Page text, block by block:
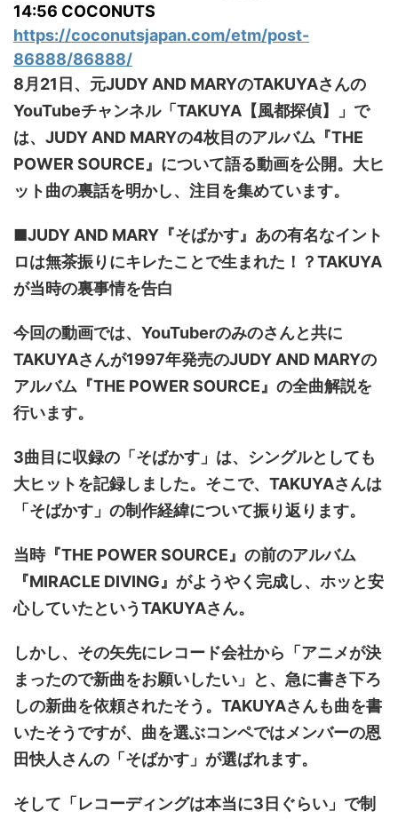
14:56 COCONUTS
https://coconutsjapan.com/etm/post-
86888/86888/
8月21日、元JUDY AND MARYのTAKUYAさんの
YouTubeチャンネル「TAKUYA【風都探偵】」で
は、JUDY AND MARYの4枚目のアルバム『THE
POWER SOURCE』について語る動画を公開。大ヒ
ット曲の裏話を明かし、注目を集めています。
■JUDY AND MARY『そばかす』あの有名なイント
ロは無茶振りにキレたことで生まれた！？TAKUYA
が当時の裏事情を告白
今回の動画では、YouTuberのみのさんと共に
TAKUYAさんが1997年発売のJUDY AND MARYの
アルバム『THE POWER SOURCE』の全曲解説を
行います。
3曲目に収録の「そばかす」は、シングルとしても
大ヒットを記録しました。そこで、TAKUYAさんは
「そばかす」の制作経緯について振り返ります。
当時『THE POWER SOURCE』の前のアルバム
『MIRACLE DIVING』がようやく完成し、ホッと安
心していたというTAKUYAさん。
しかし、その矢先にレコード会社から「アニメが決
まったので新曲をお願いしたい」と、急に書き下ろ
しの新曲を依頼されたそう。TAKUYAさんも曲を書
いたそうですが、曲を選ぶコンペではメンバーの恩
田快人さんの「そばかす」が選ばれます。
そして「レコーディングは本当に3日ぐらい」で制